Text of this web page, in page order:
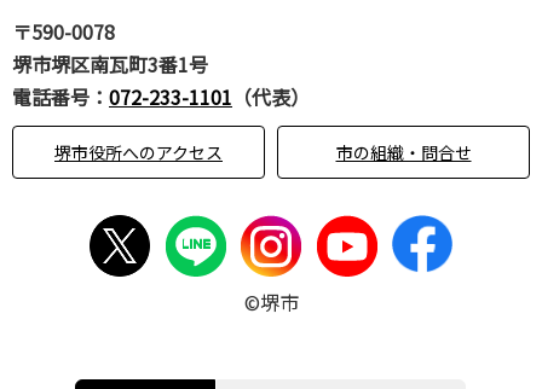
〒590-0078
堺市堺区南瓦町3番1号
電話番号： 072-233-1101 （代表）
堺市役所へのアクセス 市の組織・問合せ
©堺市